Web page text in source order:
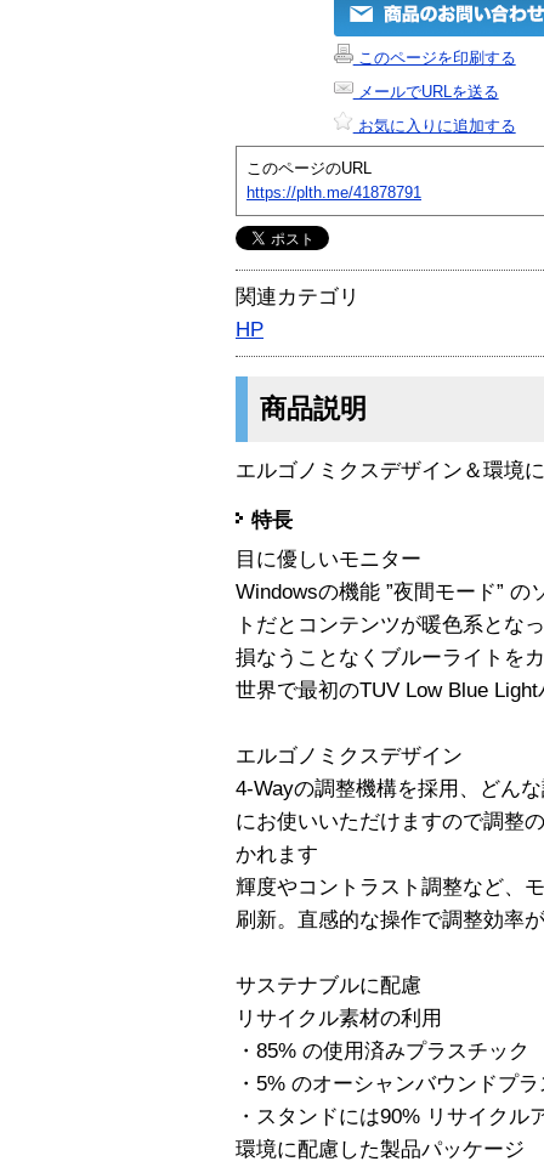
このページを印刷する
メールでURLを送る
お気に入りに追加する
このページのURL
https://plth.me/41878791
関連カテゴリ
HP
商品説明
エルゴノミクスデザイン＆環境
特長
目に優しいモニター
Windowsの機能 ”夜間モード”
トだとコンテンツが暖色系とな
損なうことなくブルーライトを
世界で最初のTUV Low Blue
エルゴノミクスデザイン
4-Wayの調整機構を採用、どん
にお使いいただけますので調整
かれます
輝度やコントラスト調整など、
刷新。直感的な操作で調整効率
サステナブルに配慮
リサイクル素材の利用
・85% の使用済みプラスチック
・5% のオーシャンバウンドプ
・スタンドには90% リサイクル
環境に配慮した製品パッケージ